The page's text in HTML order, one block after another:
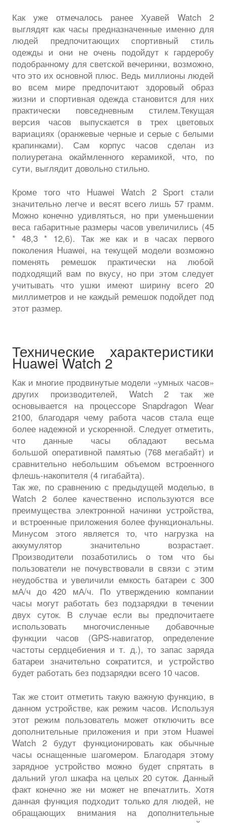
Как уже отмечалось ранее Хуавей Watch 2
выглядят как часы предназначенные именно для
людей предпочитающих спортивный стиль
одежды и они не очень подойдут к гардеробу
подобранному для светской вечеринки, возможно,
что это их основной плюс. Ведь миллионы людей
во всем мире предпочитают здоровый образ
жизни и спортивная одежда становится для них
практически повседневным стилем.Текущая
версия часов выпускается в трех цветовых
вариациях (оранжевые черные и серые с белыми
крапинками). Сам корпус часов сделан из
полиуретана окаймленного керамикой, что, по
сути, выглядит довольно стильно.
Кроме того что Huawei Watch 2 Sport стали
значительно легче и весят всего лишь 57 грамм.
Можно конечно удивляться, но при уменьшении
веса габаритные размеры часов увеличились (45
* 48,3 * 12,6). Так же как и в часах первого
поколения Huawei, на текущей модели возможно
поменять ремешок практически на любой
подходящий вам по вкусу, но при этом следует
учитывать что ушки имеют ширину всего 20
миллиметров и не каждый ремешок подойдет под
этот размер.
Технические характеристики
Huawei Watch 2
Как и многие продвинутые модели «умных часов»
других производителей, Watch 2 так же
основывается на процессоре Snapdragon Wear
2100, благодаря чему работа часов стала еще
более надежной и ускоренной. Следует отметить,
что данные часы обладают весьма
большой оперативной памятью (768 мегабайт) и
сравнительно небольшим объемом встроенного
флешь-накопителя (4 гигабайта).
Так же, по сравнению с предыдущей моделью, в
Watch 2 более качественно используются все
преимущества электронной начинки устройства,
и встроенные приложения более функциональны.
Минусом этого является то, что нагрузка на
аккумулятор значительно возрастает.
Производители позаботились о том что бы
пользователи не почувствовали в связи с этим
неудобства и увеличили емкость батареи с 300
мА/ч до 420 мА/ч. По утверждению компании
часы могут работать без подзарядки в течении
двух суток. В случае если вы предпочитаете
использовать многочисленные добавочные
функции часов (GPS-навигатор, определение
частоты сердцебиения и т. д.), то запас заряда
батареи значительно сократится, и устройство
будет работать без подзарядки всего 10 часов.
Так же стоит отметить такую важную функцию, в
данном устройстве, как режим часов. Используя
этот режим пользователь может отключить все
дополнительные приложения и при этом Huawei
Watch 2 будут функционировать как обычные
часы оснащенные шагомером. Благодаря этому
зарядное устройство можно будет спрятать в
дальний угол шкафа на целых 20 суток. Данный
факт конечно же ни может не впечатлить. Хотя
данная функция подходит только для людей, не
обращающих внимания на дополнительные